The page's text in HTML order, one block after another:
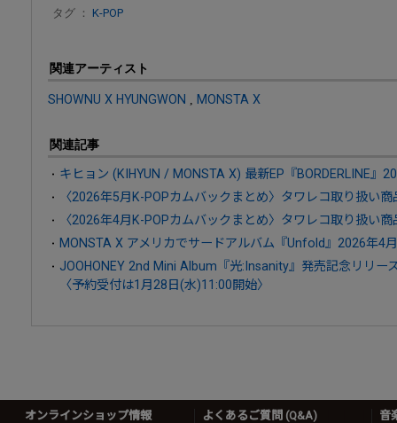
タグ ： K-POP
関連アーティスト
SHOWNU X HYUNGWON MONSTA X
関連記事
キヒョン (KIHYUN / MONSTA X) 最新EP『BORDERLINE』
〈2026年5月K-POPカムバックまとめ〉タワレコ取り扱い
〈2026年4月K-POPカムバックまとめ〉タワレコ取り扱い
MONSTA X アメリカでサードアルバム『Unfold』2026年4
JOOHONEY 2nd Mini Album『光:Insanity』発売記念リリー
〈予約受付は1月28日(水)11:00開始〉
オンラインショップ情報 よくあるご質問 (Q&A) 音